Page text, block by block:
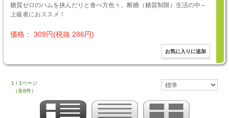
糖質ゼロのハムを挟んだりと食べ方色々。断糖（糖質制限）生活の中～
上級者におススメ！
価格： 309円(税抜 286円)
1 / 1ページ
（全8件）